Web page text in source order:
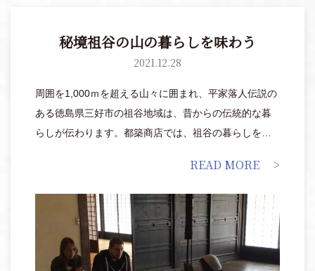
秘境祖谷の山の暮らしを味わう
2021.12.28
周囲を1,000ｍを超える山々に囲まれ、平家落人伝説の
ある徳島県三好市の祖谷地域は、昔からの伝統的な暮
らしが伝わります。都築商店では、祖谷の暮らしを感
READ MORE